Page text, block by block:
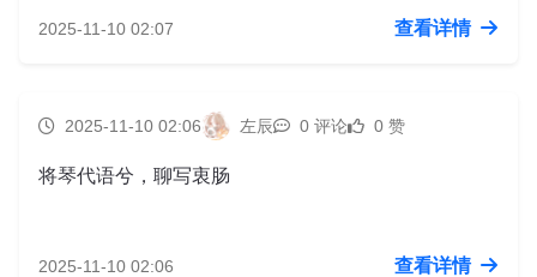
2025-11-10 02:07 查看详情
2025-11-10 02:06 左辰 0 评论 0 赞
将琴代语兮，聊写衷肠
2025-11-10 02:06 查看详情